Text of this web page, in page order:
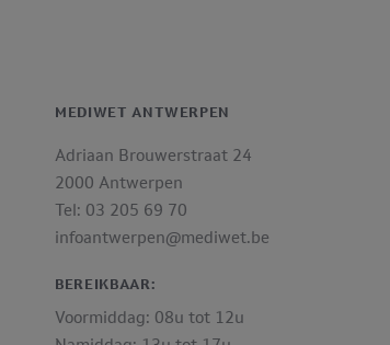
MEDIWET ANTWERPEN
Adriaan Brouwerstraat 24
2000 Antwerpen
Tel: 03 205 69 70
infoantwerpen@mediwet.be
BEREIKBAAR:
Voormiddag: 08u tot 12u